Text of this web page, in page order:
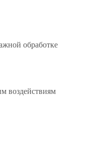
обработке
воздействиям